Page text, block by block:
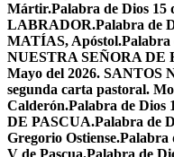
Mártir.Palabra de Dios 15
LABRADOR.Palabra de
MATÍAS, Apóstol.Palabra
NUESTRA SEÑORA DE
Mayo del 2026. SANTOS
segunda carta pastoral.
Calderón.Palabra de Dios
DE PASCUA.Palabra de
Gregorio Ostiense.Palabra